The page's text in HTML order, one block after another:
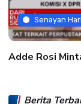
Senayan
Adde Rosi
Berita